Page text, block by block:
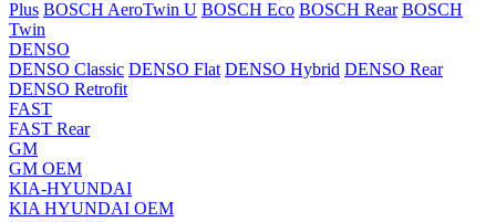
Plus BOSCH AeroTwin U BOSCH Eco BOSCH Rear BOSCH
Twin
DENSO
DENSO Classic DENSO Flat DENSO Hybrid DENSO Rear
DENSO Retrofit
FAST
FAST Rear
GM
GM OEM
KIA-HYUNDAI
KIA HYUNDAI OEM